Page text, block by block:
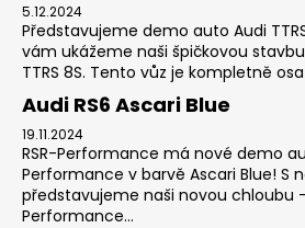
5.12.2024
Představujeme demo auto Audi
vám ukážeme naši špičkovou
TTRS 8S. Tento vůz je kompletně
Audi RS6 Ascari Blue
19.11.2024
RSR-Performance má nové demo
Performance v barvě Ascari Blue! S
představujeme naši novou chloubu –
Performance...